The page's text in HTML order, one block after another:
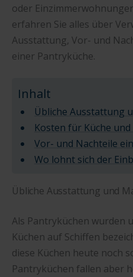
oder
erfahren Sie alles über
Ausstattung, Vor- und
einer Pantryküche.
Inhalt
Übliche Ausstattung
Kosten für Küche und
Vor- und Nachteile
Wo lohnt sich der
Übliche Ausstattung und
Als Pantryküchen wurden
Küchen auf Schiffen
diese Küchen heute noch
Pantryküchen fallen aber